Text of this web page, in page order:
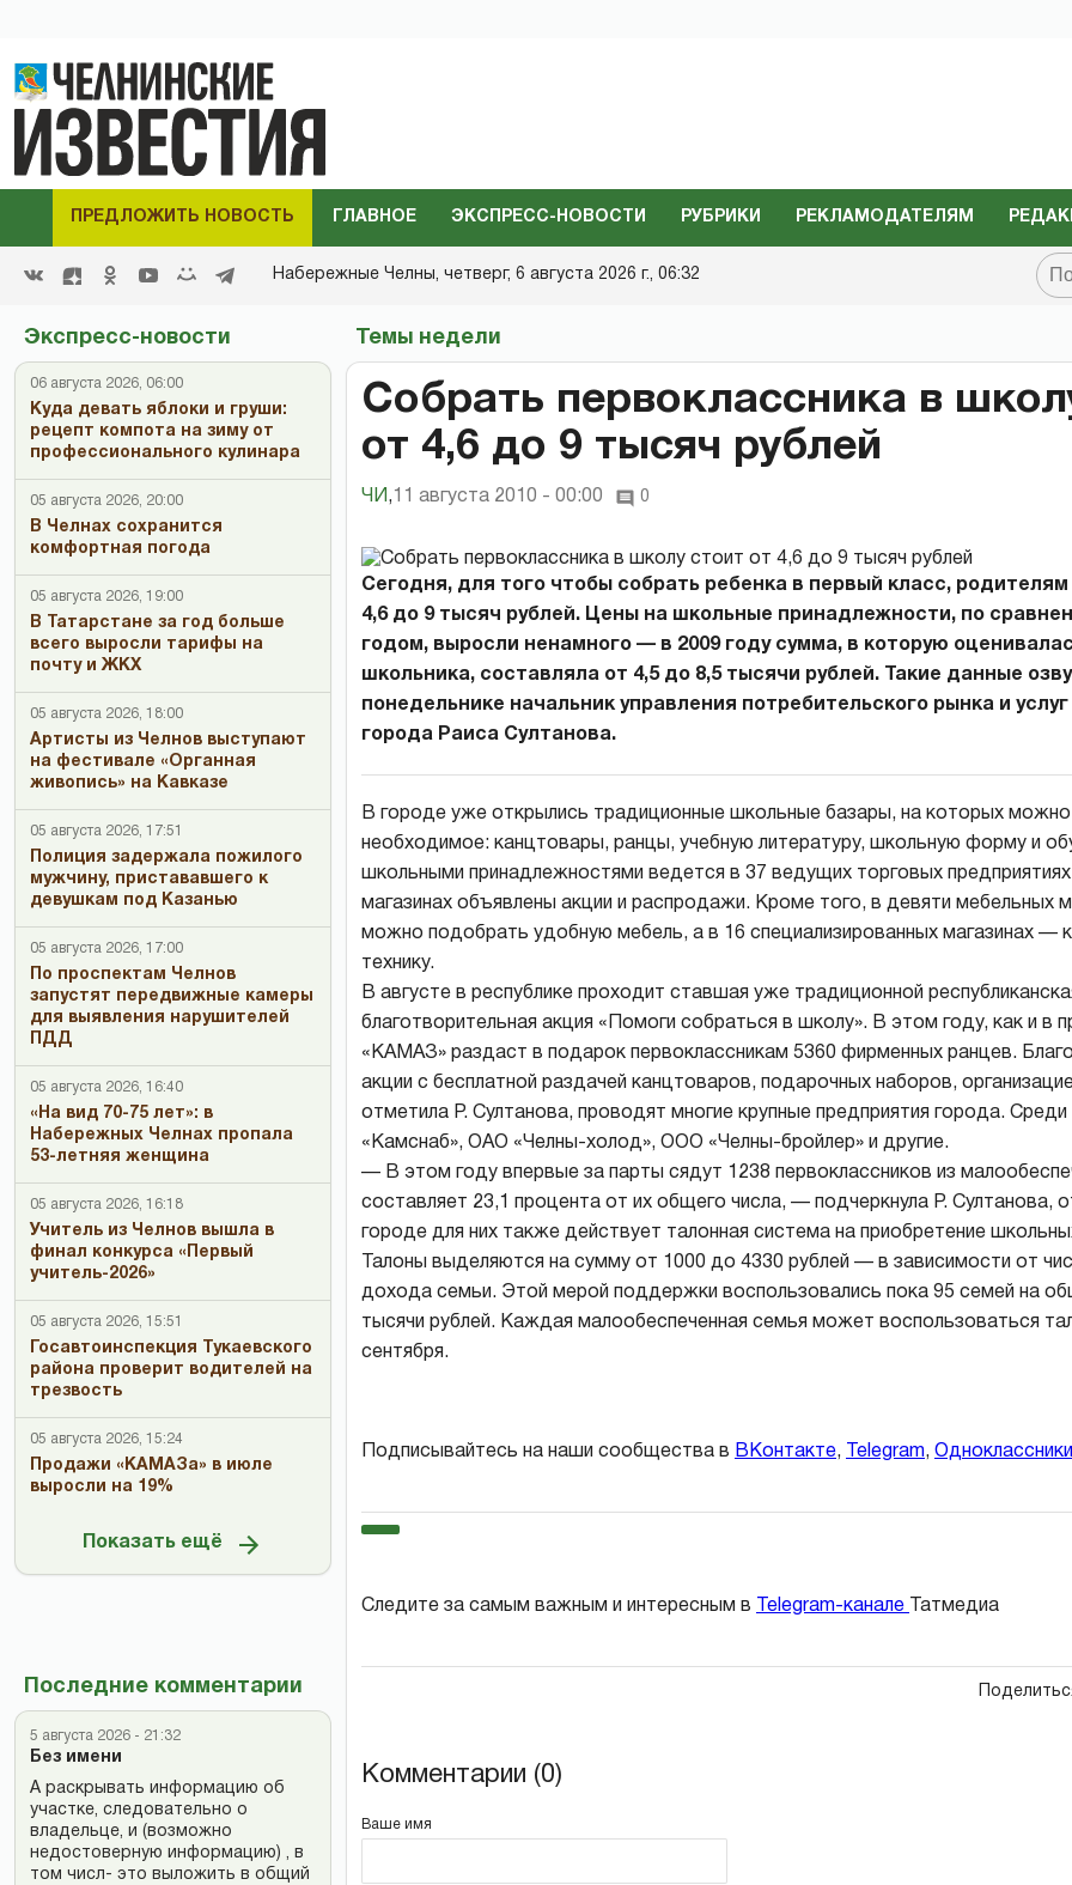
ПРЕДЛОЖИТЬ НОВОСТЬ ГЛАВНОЕ ЭКСПРЕСС-НОВОСТИ РУБРИКИ РЕКЛАМОДАТЕЛЯМ
Набережные Челны, четверг, 6 августа 2026 г., 06:32
Экспресс-новости
06 августа 2026, 06:00
Куда девать яблоки и груши:
рецепт компота на зиму от
профессионального кулинара
05 августа 2026, 20:00
В Челнах сохранится
комфортная погода
05 августа 2026, 19:00
В Татарстане за год больше
всего выросли тарифы на
почту и ЖКХ
05 августа 2026, 18:00
Артисты из Челнов выступают
на фестивале «Органная
живопись» на Кавказе
05 августа 2026, 17:51
Полиция задержала пожилого
мужчину, пристававшего к
девушкам под Казанью
05 августа 2026, 17:00
По проспектам Челнов
запустят передвижные камеры
для выявления нарушителей
ПДД
05 августа 2026, 16:40
«На вид 70-75 лет»: в
Набережных Челнах пропала
53-летняя женщина
05 августа 2026, 16:18
Учитель из Челнов вышла в
финал конкурса «Первый
учитель-2026»
05 августа 2026, 15:51
Госавтоинспекция Тукаевского
района проверит водителей на
трезвость
05 августа 2026, 15:24
Продажи «КАМАЗа» в июле
выросли на 19%
Показать ещё
Последние комментарии
5 августа 2026 - 21:32
Без имени
А раскрывать информацию об
участке, следовательно о
владельце, и (возможно
недостоверную информацию) , в
том числ- это выложить в общий
Темы недели
Собрать первоклассника в
от 4,6 до 9 тысяч рублей
ЧИ , 11 августа 2010 - 00:00 0
Сегодня, для того чтобы собрать ребенка в первый класс, родителям
4,6 до 9 тысяч рублей. Цены на школьные принадлежности, по
годом, выросли ненамного — в 2009 году сумма, в которую
школьника, составляла от 4,5 до 8,5 тысячи рублей. Такие данные
понедельнике начальник управления потребительского рынка и
города Раиса Султанова.
В городе уже открылись традиционные школьные базары, на которых можно
необходимое: канцтовары, ранцы, учебную литературу, школьную форму и
школьными принадлежностями ведется в 37 ведущих торговых
магазинах объявлены акции и распродажи. Кроме того, в девяти мебельных
можно подобрать удобную мебель, а в 16 специализированных магазинах —
технику.
В августе в республике проходит ставшая уже традиционной
благотворительная акция «Помоги собраться в школу». В этом году, как и в
«КАМАЗ» раздаст в подарок первоклассникам 5360 фирменных ранцев.
акции с бесплатной раздачей канцтоваров, подарочных наборов,
отметила Р. Султанова, проводят многие крупные предприятия города.
«Камснаб», ОАО «Челны-холод», ООО «Челны-бройлер» и другие.
— В этом году впервые за парты сядут 1238 первоклассников из
составляет 23,1 процента от их общего числа, — подчеркнула Р. Султанова,
городе для них также действует талонная система на приобретение
Талоны выделяются на сумму от 1000 до 4330 рублей — в зависимости от
дохода семьи. Этой мерой поддержки воспользовались пока 95 семей на
тысячи рублей. Каждая малообеспеченная семья может воспользоваться
сентября.
Подписывайтесь на наши сообщества в ВКонтакте, Telegram, Одноклассники
Следите за самым важным и интересным в Telegram-канале Татмедиа
Комментарии (0)
Ваше имя